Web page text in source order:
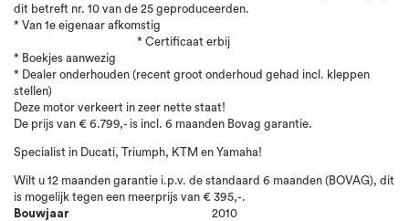
dit betreft nr. 10 van de 25 geproduceerden.
* Van 1e eigenaar afkomstig
* Certificaat erbij
* Boekjes aanwezig
* Dealer onderhouden (recent groot onderhoud gehad incl. kleppen
stellen)
Deze motor verkeert in zeer nette staat!
De prijs van € 6.799,- is incl. 6 maanden Bovag garantie.
Specialist in Ducati, Triumph, KTM en Yamaha!
Wilt u 12 maanden garantie i.p.v. de standaard 6 maanden (BOVAG), dit
is mogelijk tegen een meerprijs van € 395,-.
Bouwjaar
2010